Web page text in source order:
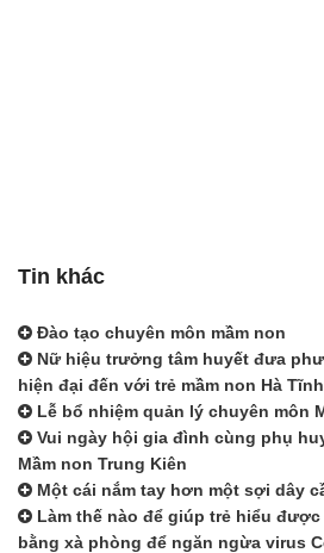
Tin khác
Đào tạo chuyên môn mầm non
Nữ hiệu trưởng tâm huyết đưa
hiện đại đến với trẻ mầm non Hà Tĩnh
Lễ bổ nhiệm quản lý chuyên môn
Vui ngày hội gia đình cùng phụ
Mầm non Trung Kiên
Một cái nắm tay hơn một sợi dây
Làm thế nào để giúp trẻ hiểu
bằng xà phòng để ngăn ngừa virus